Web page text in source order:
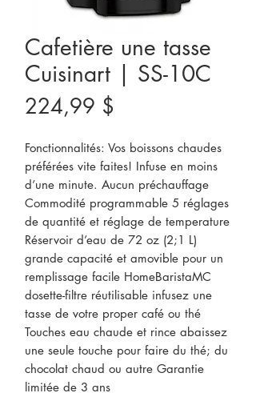
Cafetière une tasse
Cuisinart | SS-10C
224,99 $
Fonctionnalités: Vos boissons chaudes
préférées vite faites! Infuse en moins
d’une minute. Aucun préchauffage
Commodité programmable 5 réglages
de quantité et réglage de temperature
Réservoir d’eau de 72 oz (2;1 L)
grande capacité et amovible pour un
remplissage facile HomeBaristaMC
dosette-filtre réutilisable infusez une
tasse de votre proper café ou thé
Touches eau chaude et rince abaissez
une seule touche pour faire du thé; du
chocolat chaud ou autre Garantie
limitée de 3 ans